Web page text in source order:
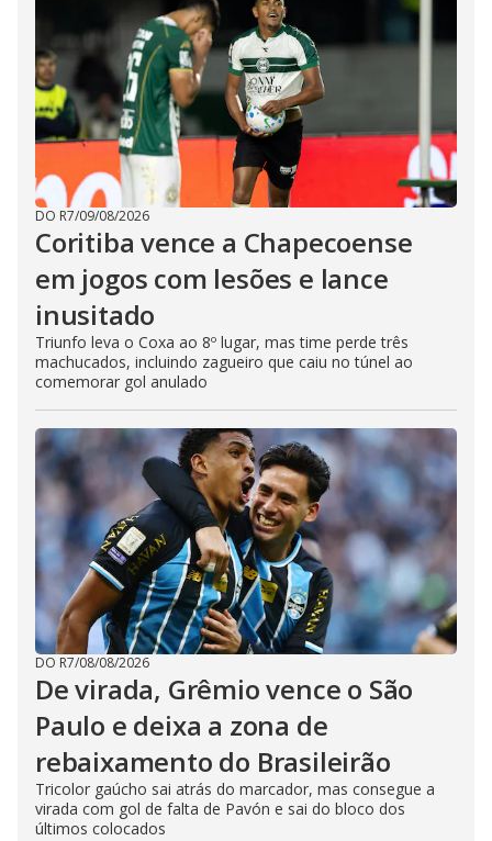
DO R7/09/08/2026
Coritiba vence a Chapecoense
em jogos com lesões e lance
inusitado
Triunfo leva o Coxa ao 8º lugar, mas time perde três
machucados, incluindo zagueiro que caiu no túnel ao
comemorar gol anulado
DO R7/08/08/2026
De virada, Grêmio vence o São
Paulo e deixa a zona de
rebaixamento do Brasileirão
Tricolor gaúcho sai atrás do marcador, mas consegue a
virada com gol de falta de Pavón e sai do bloco dos
últimos colocados